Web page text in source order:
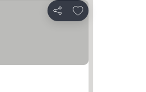
Jaa
Lisää suosikkeihin